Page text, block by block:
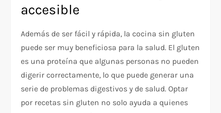
accesible
Además de ser fácil y rápida, la cocina sin gluten
puede ser muy beneficiosa para la salud. El gluten
es una proteína que algunas personas no pueden
digerir correctamente, lo que puede generar una
serie de problemas digestivos y de salud. Optar
por recetas sin gluten no solo ayuda a quienes